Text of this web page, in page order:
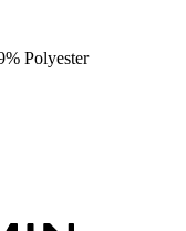
Polyester